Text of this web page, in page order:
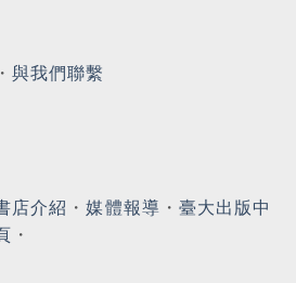
・與我們聯繫
店介紹 ・媒體報導 ・ 臺大出版中
・